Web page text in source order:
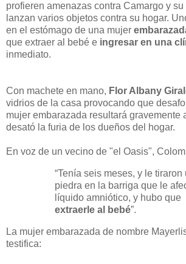
profieren amenazas contra Camargo y
lanzan varios objetos contra su hogar.
en el estómago de una mujer
que extraer al bebé e ingresar en una
inmediato.
Con machete en mano, Flor Albany
vidrios de la casa provocando que
mujer embarazada resultará gravemente
desató la furia de los dueños del hogar.
En voz de un vecino de "el Oasis",
“Tenía seis meses, y le tiraron
piedra en la barriga que le
líquido amniótico, y hubo que
extraerle al bebé”.
La mujer embarazada de nombre
testifica: